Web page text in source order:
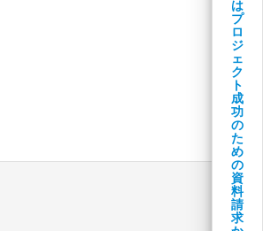
は
プ
ロ
ジ
ェ
ク
ト
成
功
の
た
め
の
資
料
請
求